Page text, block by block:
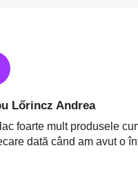
Lőrincz Andrea
foarte mult produsele
dată când am avut o